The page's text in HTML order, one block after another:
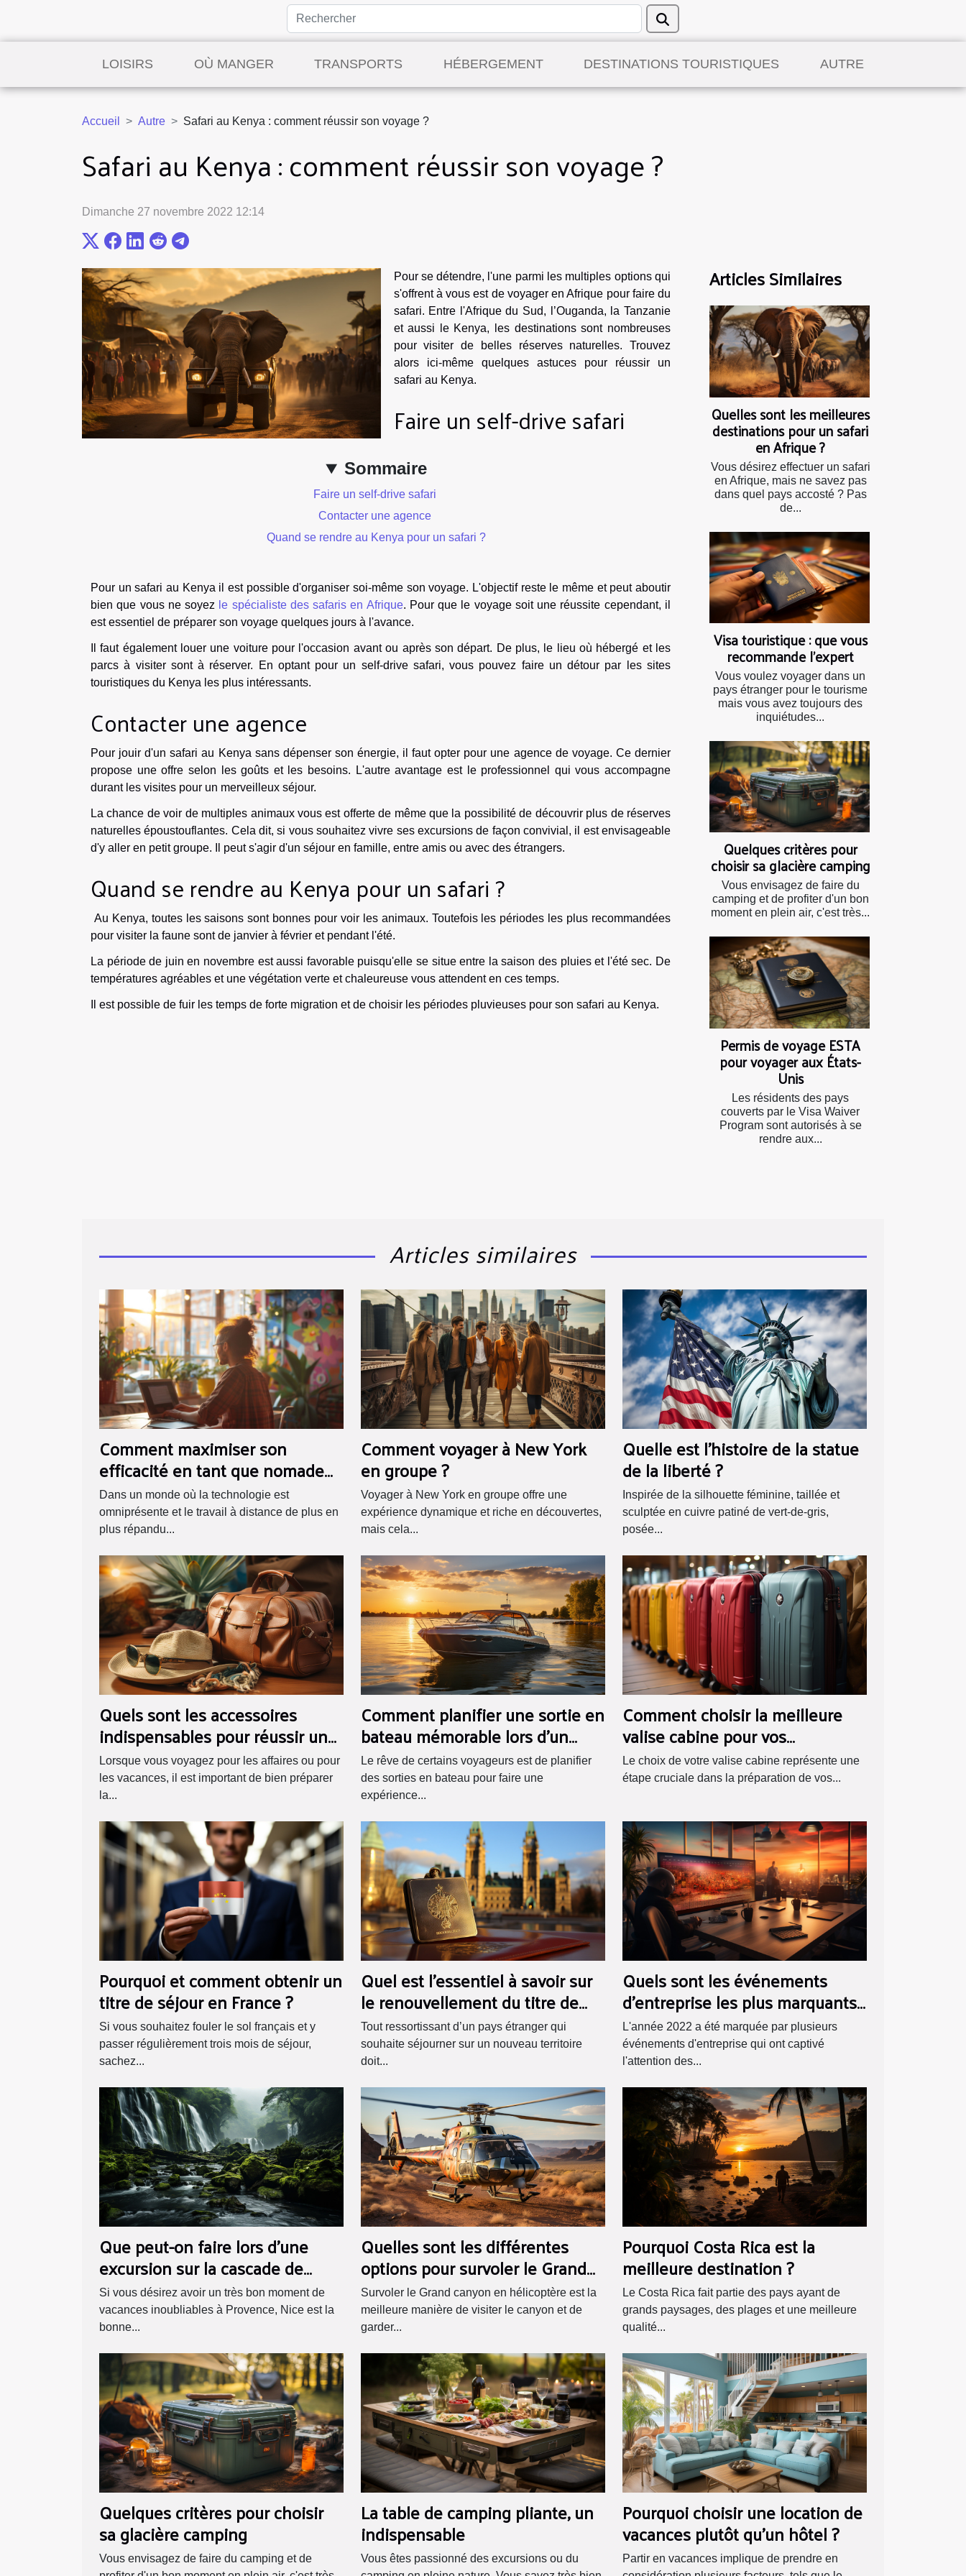
LOISIRS OÙ MANGER TRANSPORTS HÉBERGEMENT DESTINATIONS TOURISTIQUES AUTRE
Accueil Autre Safari au Kenya : comment réussir son voyage ?
Safari au Kenya : comment réussir son voyage ?
Dimanche 27 novembre 2022 12:14
Sommaire
Faire un self-drive safari
Contacter une agence
Quand se rendre au Kenya pour un safari ?
Pour se détendre, l'une parmi les multiples options qui
s'offrent à vous est de voyager en Afrique pour faire du
safari. Entre l'Afrique du Sud, l’Ouganda, la Tanzanie
et aussi le Kenya, les destinations sont nombreuses
pour visiter de belles réserves naturelles. Trouvez
alors ici-même quelques astuces pour réussir un
safari au Kenya.
Faire un self-drive safari
Pour un safari au Kenya il est possible d'organiser soi-même son voyage. L'objectif reste le même et peut aboutir
bien que vous ne soyez le spécialiste des safaris en Afrique. Pour que le voyage soit une réussite cependant, il
est essentiel de préparer son voyage quelques jours à l'avance.
Il faut également louer une voiture pour l'occasion avant ou après son départ. De plus, le lieu où hébergé et les
parcs à visiter sont à réserver. En optant pour un self-drive safari, vous pouvez faire un détour par les sites
touristiques du Kenya les plus intéressants.
Contacter une agence
Pour jouir d'un safari au Kenya sans dépenser son énergie, il faut opter pour une agence de voyage. Ce dernier
propose une offre selon les goûts et les besoins. L'autre avantage est le professionnel qui vous accompagne
durant les visites pour un merveilleux séjour.
La chance de voir de multiples animaux vous est offerte de même que la possibilité de découvrir plus de réserves
naturelles époustouflantes. Cela dit, si vous souhaitez vivre ses excursions de façon convivial, il est envisageable
d'y aller en petit groupe. Il peut s'agir d'un séjour en famille, entre amis ou avec des étrangers.
Quand se rendre au Kenya pour un safari ?
Au Kenya, toutes les saisons sont bonnes pour voir les animaux. Toutefois les périodes les plus recommandées
pour visiter la faune sont de janvier à février et pendant l'été.
La période de juin en novembre est aussi favorable puisqu'elle se situe entre la saison des pluies et l'été sec. De
températures agréables et une végétation verte et chaleureuse vous attendent en ces temps.
Il est possible de fuir les temps de forte migration et de choisir les périodes pluvieuses pour son safari au Kenya.
Articles Similaires
Quelles sont les meilleures
destinations pour un safari
en Afrique ?
Vous désirez effectuer un safari
en Afrique, mais ne savez pas
dans quel pays accosté ? Pas
de...
Visa touristique : que vous
recommande l’expert
Vous voulez voyager dans un
pays étranger pour le tourisme
mais vous avez toujours des
inquiétudes...
Quelques critères pour
choisir sa glacière camping
Vous envisagez de faire du
camping et de profiter d'un bon
moment en plein air, c'est très...
Permis de voyage ESTA
pour voyager aux États-
Unis
Les résidents des pays
couverts par le Visa Waiver
Program sont autorisés à se
rendre aux...
Articles similaires
Comment maximiser son
efficacité en tant que nomade
digital
Dans un monde où la technologie est
omniprésente et le travail à distance de plus en
plus répandu...
Comment voyager à New York
en groupe ?
Voyager à New York en groupe offre une
expérience dynamique et riche en découvertes,
mais cela...
Quelle est l’histoire de la statue
de la liberté ?
Inspirée de la silhouette féminine, taillée et
sculptée en cuivre patiné de vert-de-gris,
posée...
Quels sont les accessoires
indispensables pour réussir un
voyage ?
Lorsque vous voyagez pour les affaires ou pour
les vacances, il est important de bien préparer
la...
Comment planifier une sortie en
bateau mémorable lors d'un
voyage touristique ?
Le rêve de certains voyageurs est de planifier
des sorties en bateau pour faire une
expérience...
Comment choisir la meilleure
valise cabine pour vos
prochaines vacances ?
Le choix de votre valise cabine représente une
étape cruciale dans la préparation de vos...
Pourquoi et comment obtenir un
titre de séjour en France ?
Si vous souhaitez fouler le sol français et y
passer régulièrement trois mois de séjour,
sachez...
Quel est l’essentiel à savoir sur
le renouvellement du titre de
séjour ?
Tout ressortissant d’un pays étranger qui
souhaite séjourner sur un nouveau territoire
doit...
Quels sont les événements
d'entreprise les plus marquants
de 2022 ?
L'année 2022 a été marquée par plusieurs
événements d'entreprise qui ont captivé
l'attention des...
Que peut-on faire lors d'une
excursion sur la cascade de
gairaut ?
Si vous désirez avoir un très bon moment de
vacances inoubliables à Provence, Nice est la
bonne...
Quelles sont les différentes
options pour survoler le Grand
Canyon en hélicoptère ?
Survoler le Grand canyon en hélicoptère est la
meilleure manière de visiter le canyon et de
garder...
Pourquoi Costa Rica est la
meilleure destination ?
Le Costa Rica fait partie des pays ayant de
grands paysages, des plages et une meilleure
qualité...
Quelques critères pour choisir
sa glacière camping
Vous envisagez de faire du camping et de
La table de camping pliante, un
indispensable
Vous êtes passionné des excursions ou du
Pourquoi choisir une location de
vacances plutôt qu'un hôtel ?
Partir en vacances implique de prendre en